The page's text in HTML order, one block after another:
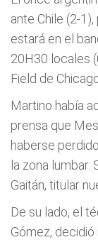
ante Chile (2-
estará en el
20H30 locales
Field de
Martino había
prensa que
haberse
la zona
Gaitán, titular
De su lado, el
Gómez,